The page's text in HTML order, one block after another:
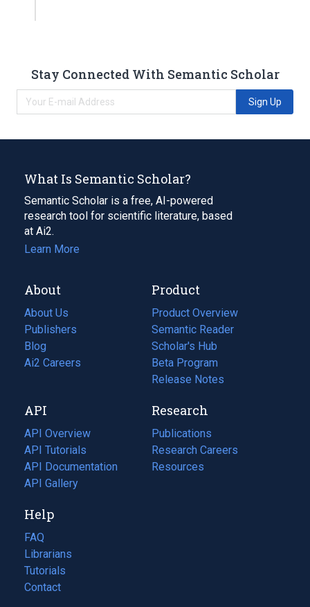
Stay Connected With Semantic Scholar
Sign Up
What Is Semantic Scholar?
Semantic Scholar is a free, AI-powered
research tool for scientific literature, based
at Ai2.
Learn More
About
About Us
Publishers
Blog
(opens
in
tab)
Ai2 Careers
(opens
new
tab)
Product
Product Overview
Semantic Reader
Scholar's Hub
Beta Program
Release Notes
API
API Overview
API Tutorials
API Documentation
(opens
in
new
tab)
API Gallery
Research
Publications
(opens
in
a
Research Careers
(opens
in
Resources
(opens
Help
FAQ
Librarians
Tutorials
Contact